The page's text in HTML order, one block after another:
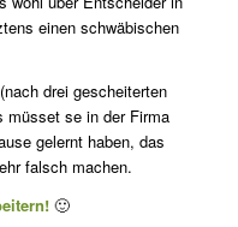
einen schwäbischen
drei gescheiterten
müsset se in der Firma
gelernt haben, das
falsch machen.
🙂